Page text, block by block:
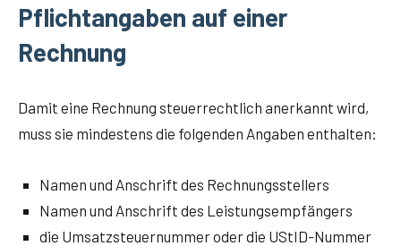
Pflichtangaben auf einer
Rechnung
Damit eine Rech­nung steu­er­recht­lich aner­kannt wird,
muss sie min­des­tens die fol­gen­den Anga­ben enthalten:
Namen und Anschrift des Rechnungsstellers
Namen und Anschrift des Leistungsempfängers
die Umsatz­steu­er­num­mer oder die UStID-Num­mer